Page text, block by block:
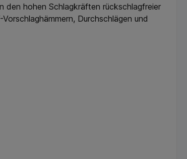
den hohen Schlagkräften rückschlagfreier
Durchschlägen und